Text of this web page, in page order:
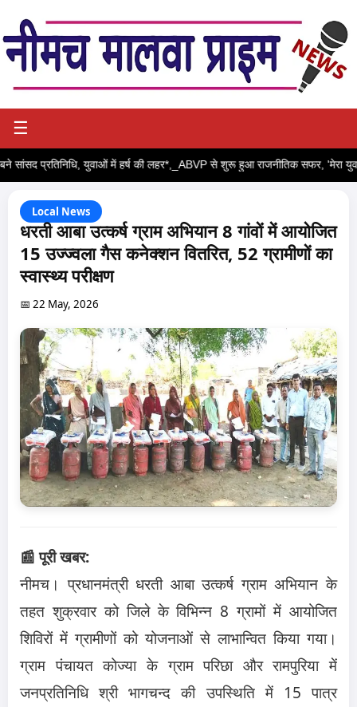
☰
बने सांसद प्रतिनिधि, युवाओं में हर्ष की लहर*,_ABVP से शुरू हुआ राजनीतिक सफर, 'मेरा युवा
Local News
धरती आबा उत्कर्ष ग्राम अभियान 8 गांवों में आयोजित
15 उज्ज्वला गैस कनेक्शन वितरित, 52 ग्रामीणों का
स्वास्थ्य परीक्षण
📅 22 May, 2026
📰 पूरी खबर:
नीमच। प्रधानमंत्री धरती आबा उत्कर्ष ग्राम अभियान के
तहत शुक्रवार को जिले के विभिन्न 8 ग्रामों में आयोजित
शिविरों में ग्रामीणों को योजनाओं से लाभान्वित किया गया।
ग्राम पंचायत कोज्या के ग्राम परिछा और रामपुरिया में
जनप्रतिनिधि श्री भागचन्द की उपस्थिति में 15 पात्र